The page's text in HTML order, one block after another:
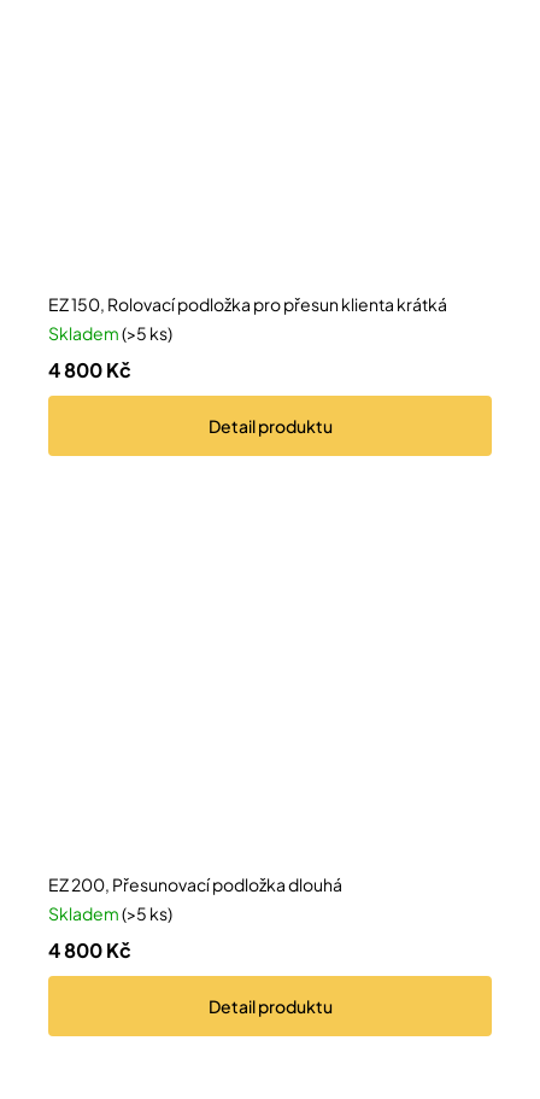
EZ 150, Rolovací podložka pro přesun klienta krátká
Skladem(>5 ks)
4 800 Kč
Detailproduktu
EZ 200, Přesunovací podložka dlouhá
Skladem(>5 ks)
4 800 Kč
Detailproduktu